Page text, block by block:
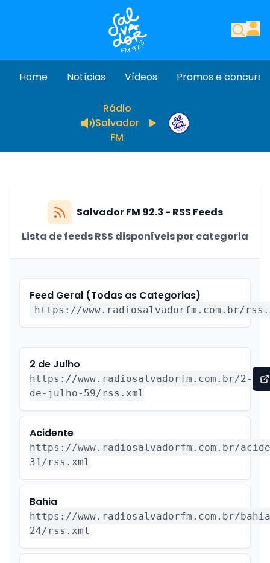
Home Notícias Vídeos Promos e
Rádio
Salvador
FM
Salvador FM 92.3 - RSS Feeds
Lista de feeds RSS disponíveis por categoria
Feed Geral (Todas as Categorias)
https://www.radiosalvadorfm.com.br/
2 de Julho
https://www.radiosalvadorfm.com.br/2-
de-julho-59/rss.xml
Acidente
https://www.radiosalvadorfm.com.br/
31/rss.xml
Bahia
https://www.radiosalvadorfm.com.br/
24/rss.xml